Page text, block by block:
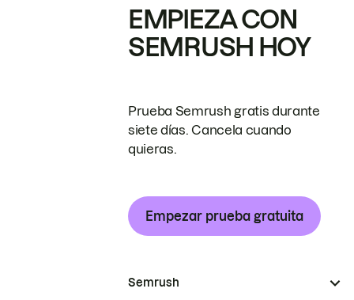
EMPIEZA CON
SEMRUSH HOY
Prueba Semrush gratis durante
siete días. Cancela cuando
quieras.
Empezar prueba gratuita
Semrush